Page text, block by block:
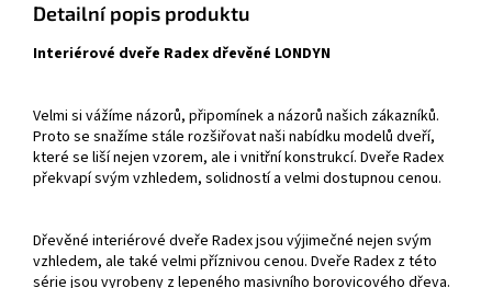
Detailní popis produktu
Interiérové dveře Radex dřevěné LONDYN
Velmi si vážíme názorů, připomínek a názorů našich zákazníků.
Proto se snažíme stále rozšiřovat naši nabídku modelů dveří,
které se liší nejen vzorem, ale i vnitřní konstrukcí. Dveře Radex
překvapí svým vzhledem, solidností a velmi dostupnou cenou.
Dřevěné interiérové dveře Radex jsou výjimečné nejen svým
vzhledem, ale také velmi příznivou cenou. Dveře Radex z této
série jsou vyrobeny z lepeného masivního borovicového dřeva.